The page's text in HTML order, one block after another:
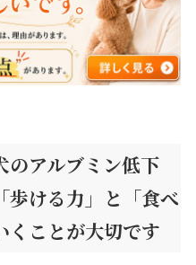
のアルブミン低下
歩ける力」と「食べ
くことが大切です